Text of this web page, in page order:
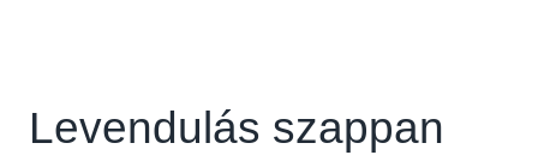
Levendulás szappan